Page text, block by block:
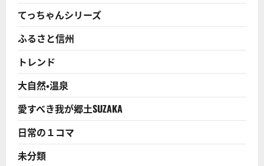
てっちゃんシリーズ
ふるさと信州
トレンド
大自然・温泉
愛すべき我が郷土SUZAKA
日常の１コマ
未分類